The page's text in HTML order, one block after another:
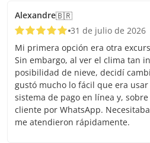
Alexandre🇧🇷
31 de julio de 2026
Mi primera opción era otra
Sin embargo, al ver el clima tan
posibilidad de nieve, decidí
gustó mucho lo fácil que era
sistema de pago en línea y,
cliente por WhatsApp.
me atendieron rápidamente.